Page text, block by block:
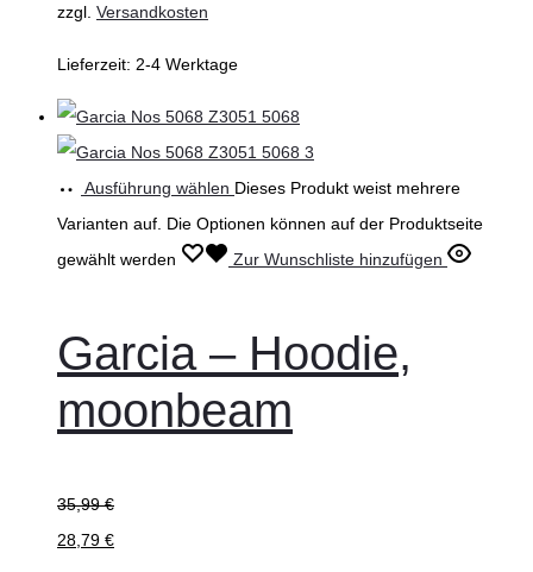
zzgl. Versandkosten
Lieferzeit: 2-4 Werktage
Ausführung wählen Dieses Produkt weist mehrere
Varianten auf. Die Optionen können auf der Produktseite
gewählt werden
Zur Wunschliste hinzufügen
Garcia – Hoodie,
moonbeam
35,99€
28,79 €